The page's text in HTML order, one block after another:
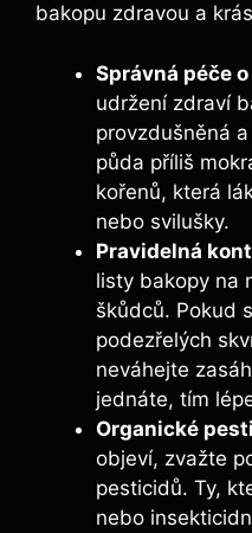
bakopu zdravou a
Správná péče
udržení zdraví
provzdušněná
půda příliš
kořenů, která
nebo svilušky.
Pravidelná
listy bakopy na
škůdců. Pokud
podezřelých
neváhejte
jednáte, tím
Organické
objeví, zvažte
pesticidů. Ty,
nebo